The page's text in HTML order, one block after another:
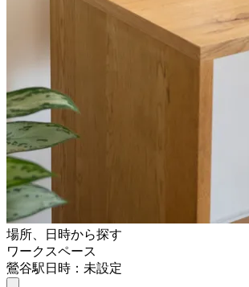
場所、日時から探す
ワークスペース
鶯谷駅日時：未設定